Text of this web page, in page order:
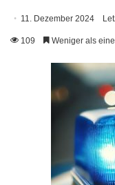
11. Dezember 2024
109 Weniger als